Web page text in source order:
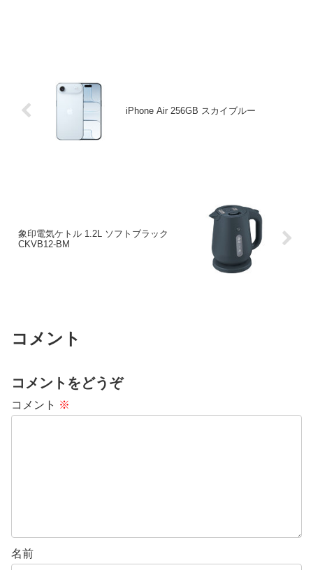
iPhone Air 256GB スカイブルー
象印電気ケトル 1.2L ソフトブラック
CKVB12-BM
コメント
コメントをどうぞ
コメント ※
名前